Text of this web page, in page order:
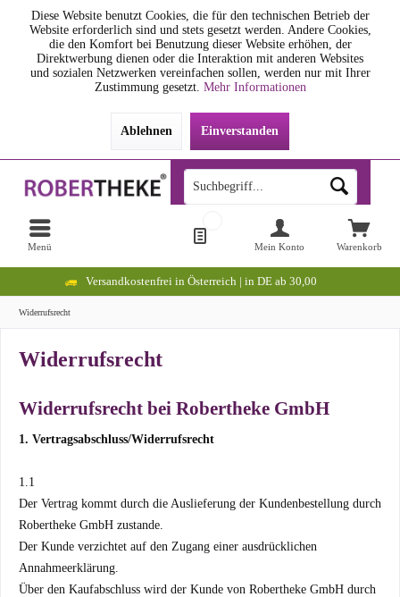
Diese Website benutzt Cookies, die für den technischen Betrieb der
Website erforderlich sind und stets gesetzt werden. Andere Cookies,
die den Komfort bei Benutzung dieser Website erhöhen, der
Direktwerbung dienen oder die Interaktion mit anderen Websites
und sozialen Netzwerken vereinfachen sollen, werden nur mit Ihrer
Zustimmung gesetzt. Mehr Informationen
Ablehnen Einverstanden
Versandkostenfrei in Österreich | in DE ab 30,00
Menü Warenkorb
Mein Konto
Widerrufsrecht
Widerrufsrecht
Widerrufsrecht bei Robertheke GmbH
1. Vertragsabschluss/Widerrufsrecht
1.1
Der Vertrag kommt durch die Auslieferung der Kundenbestellung durch
Robertheke GmbH zustande.
Der Kunde verzichtet auf den Zugang einer ausdrücklichen
Annahmeerklärung.
Über den Kaufabschluss wird der Kunde von Robertheke GmbH durch